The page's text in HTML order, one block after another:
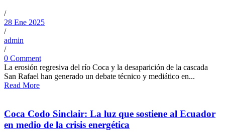
/
28 Ene 2025
/
admin
/
0 Comment
La erosión regresiva del río Coca y la desaparición de la cascada
San Rafael han generado un debate técnico y mediático en...
Read More
Coca Codo Sinclair: La luz que sostiene al Ecuador
en medio de la crisis energética